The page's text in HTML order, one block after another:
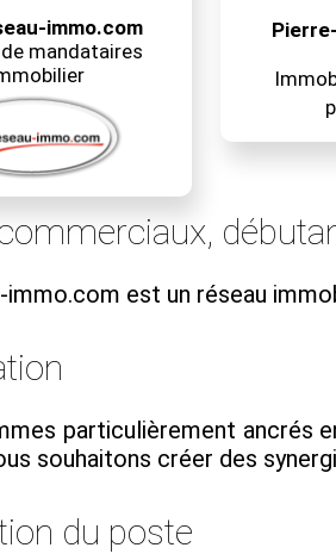
immo.com
de mandataires
immo.com est un réseau
particulièrement ancrés
souhaitons créer des
du poste